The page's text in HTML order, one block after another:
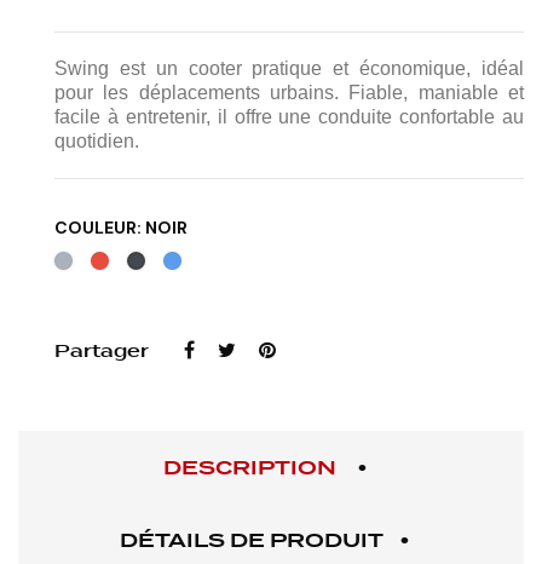
Swing est un cooter pratique et économique, idéal
pour les déplacements urbains. Fiable, maniable et
facile à entretenir, il offre une conduite confortable au
quotidien.
COULEUR: NOIR
Gris RougeNoir Bleu
Partager
DESCRIPTION
DÉTAILS DE PRODUIT